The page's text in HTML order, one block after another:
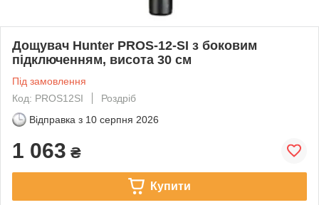
Дощувач Hunter PROS-12-SI з боковим
підключенням, висота 30 см
Під замовлення
Код: PROS12SI
Роздріб
Відправка з 10 серпня 2026
1 063 ₴
Купити